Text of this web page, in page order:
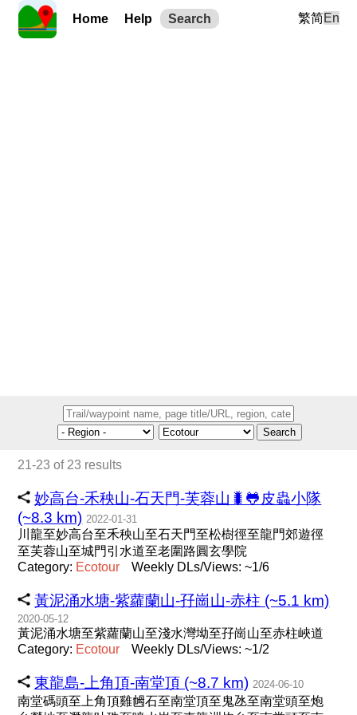
Home Help Search 繁简En
Search
21-23 of 23 results
妙高台-禾秧山-石天門-芙蓉山🐛🐸皮蟲小隊
(~8.3 km) 2022-01-31
川龍至妙高台至禾秧山至石天門至松樹徑至龍門郊遊徑
至芙蓉山至城門引水道至老圍路圓玄學院
Category: Ecotour Weekly DLs/Views: ~1/6
黃泥涌水塘-紫蘿蘭山-孖崗山-赤柱 (~5.1 km)
2020-05-12
黃泥涌水塘至紫蘿蘭山至淺水灣坳至孖崗山至赤柱峽道
Category: Ecotour Weekly DLs/Views: ~1/2
東龍島-上角頂-南堂頂 (~8.7 km) 2024-06-10
南堂碼頭至上角頂雞乸石至南堂頂至鬼氹至南堂頭至炮